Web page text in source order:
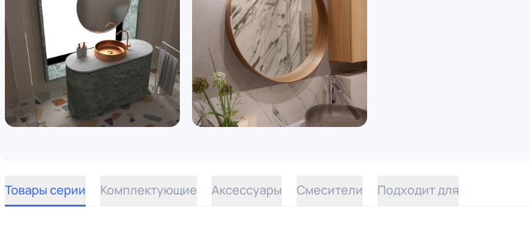
Товары серии Комплектующие Аксессуары Смесители Подходит для